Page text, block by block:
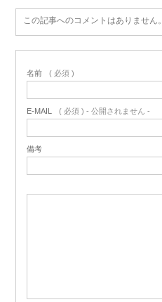
この記事へのコメントはありません。
名前 ( 必須 )
E-MAIL ( 必須 ) - 公開されません -
備考